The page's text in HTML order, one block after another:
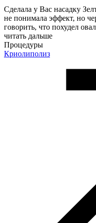
Сделала у Вас насадку
не понимала эффект, но
говорить, что похудел
читать дальше
Процедуры
Криолиполиз